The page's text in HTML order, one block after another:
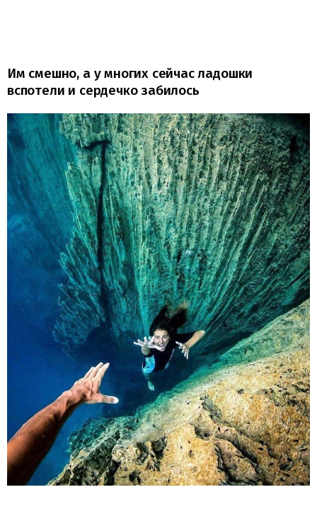
Им смешно, а у многих сейчас ладошки
вспотели и сердечко забилось